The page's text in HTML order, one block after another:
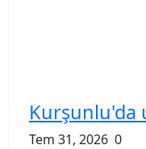
Kurşunlu'da
Tem 31, 2026 0